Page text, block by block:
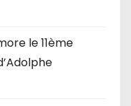
le 11ème